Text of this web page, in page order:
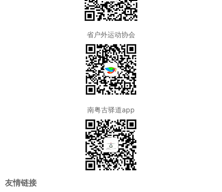
省户外运动协会
南粤古驿道app
友情链接